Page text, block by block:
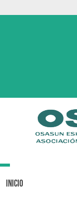
Toggle
Inicio